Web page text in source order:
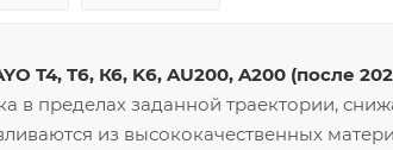
T4, T6, К6, K6, AU200, A200 (после
в пределах заданной траектории,
из высококачественных